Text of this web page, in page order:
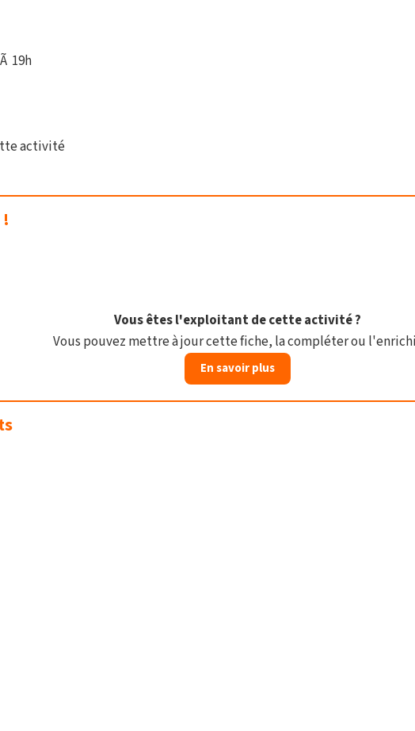
19h
activité
Vous êtes l'exploitant de cette activité ?
Vous pouvez mettre à jour cette fiche, la compléter ou
En savoir plus